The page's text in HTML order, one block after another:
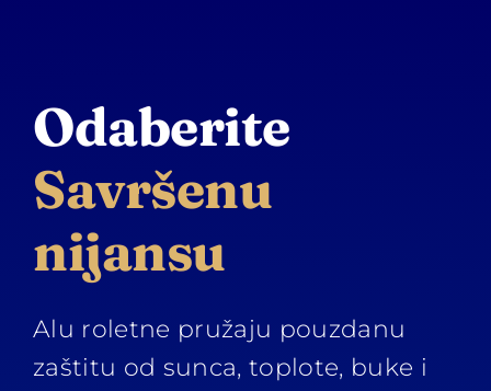
Odaberite
Savršenu
nijansu
Alu roletne pružaju pouzdanu
zaštitu od sunca, toplote, buke i